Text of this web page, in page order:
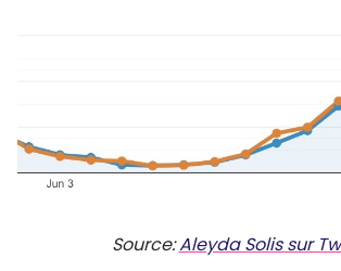
Source:Aleyda Solis sur